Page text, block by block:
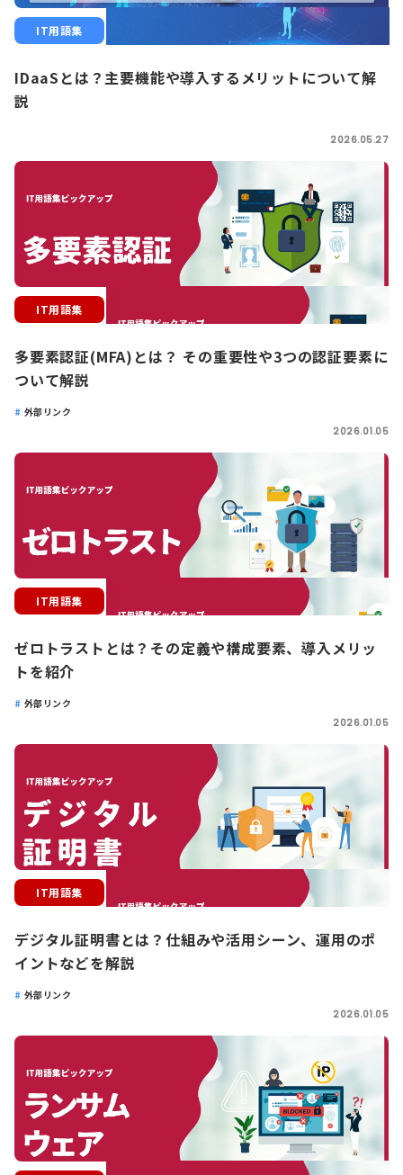
IT用語集
IDaaSとは？主要機能や導入するメリットについて解
説
2026.05.27
IT用語集
多要素認証(MFA)とは？ その重要性や3つの認証要素に
ついて解説
外部リンク
2026.01.05
IT用語集
ゼロトラストとは？その定義や構成要素、導入メリッ
トを紹介
外部リンク
2026.01.05
IT用語集
デジタル証明書とは？仕組みや活用シーン、運用のポ
イントなどを解説
外部リンク
2026.01.05